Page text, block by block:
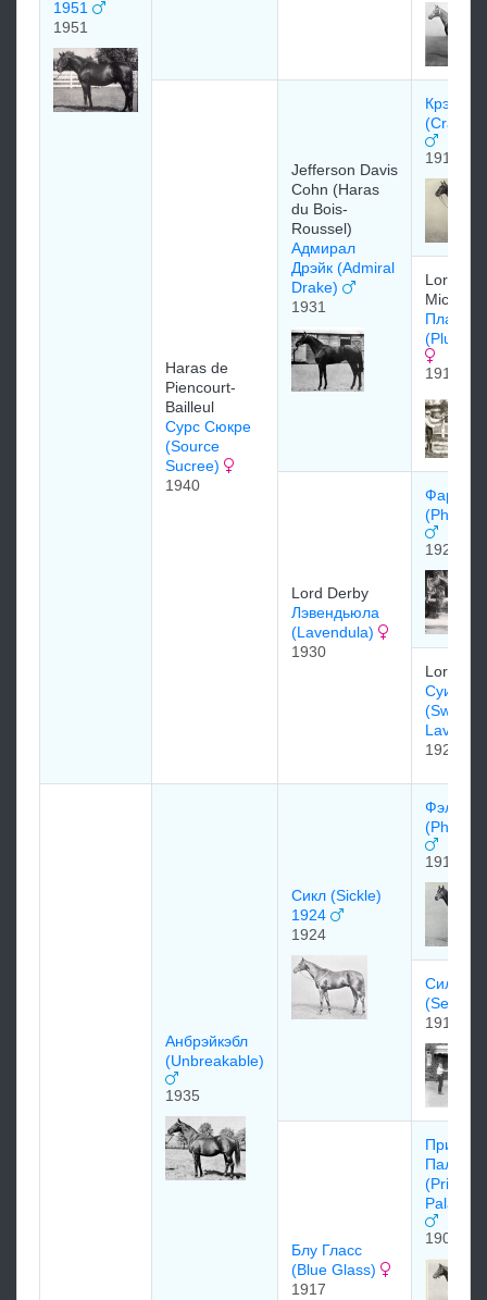
1951
1951
Haras de
Piencourt-
Bailleul
Сурс Сюкре
(Source
Sucree)
1940
Jefferson Davis
Cohn (Haras
du Bois-
Roussel)
Адмирал
Дрэйк (Admiral
Drake)
1931
Крэйг
(Craig
1918
Lord
Плаки
(Plucky
1912
Lord Derby
Лэвендьюла
(Lavendula)
1930
Фарос
1920
Lord
Суит
(Sweet
1923
Aнбpэйкэбл
(Unbreakable)
1935
Cикл (Sickle)
1924
1924
Фэларис
1913
Силин
(Selene)
1919
Блу Гласс
(Blue Glass)
1917
Принц
Палатин
(Prince
Palatine
1908